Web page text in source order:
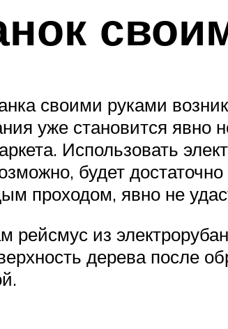
своими руками
уже становится явно
Использовать
будет
проходом, явно не
рейсмус из
дерева после